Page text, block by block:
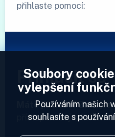
přihlaste pomocí:
Přihlásit se
Máte již účet?Zadejte
přístup ke svým
Soubory
vylepšení
Používáním našich
souhlasíte s